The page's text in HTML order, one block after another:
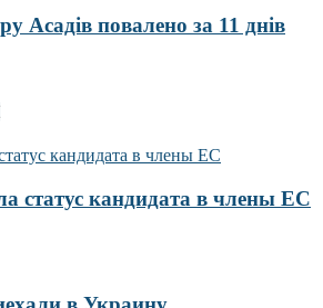
Асадів повалено за 11 днів
статус кандидата в члены ЕС